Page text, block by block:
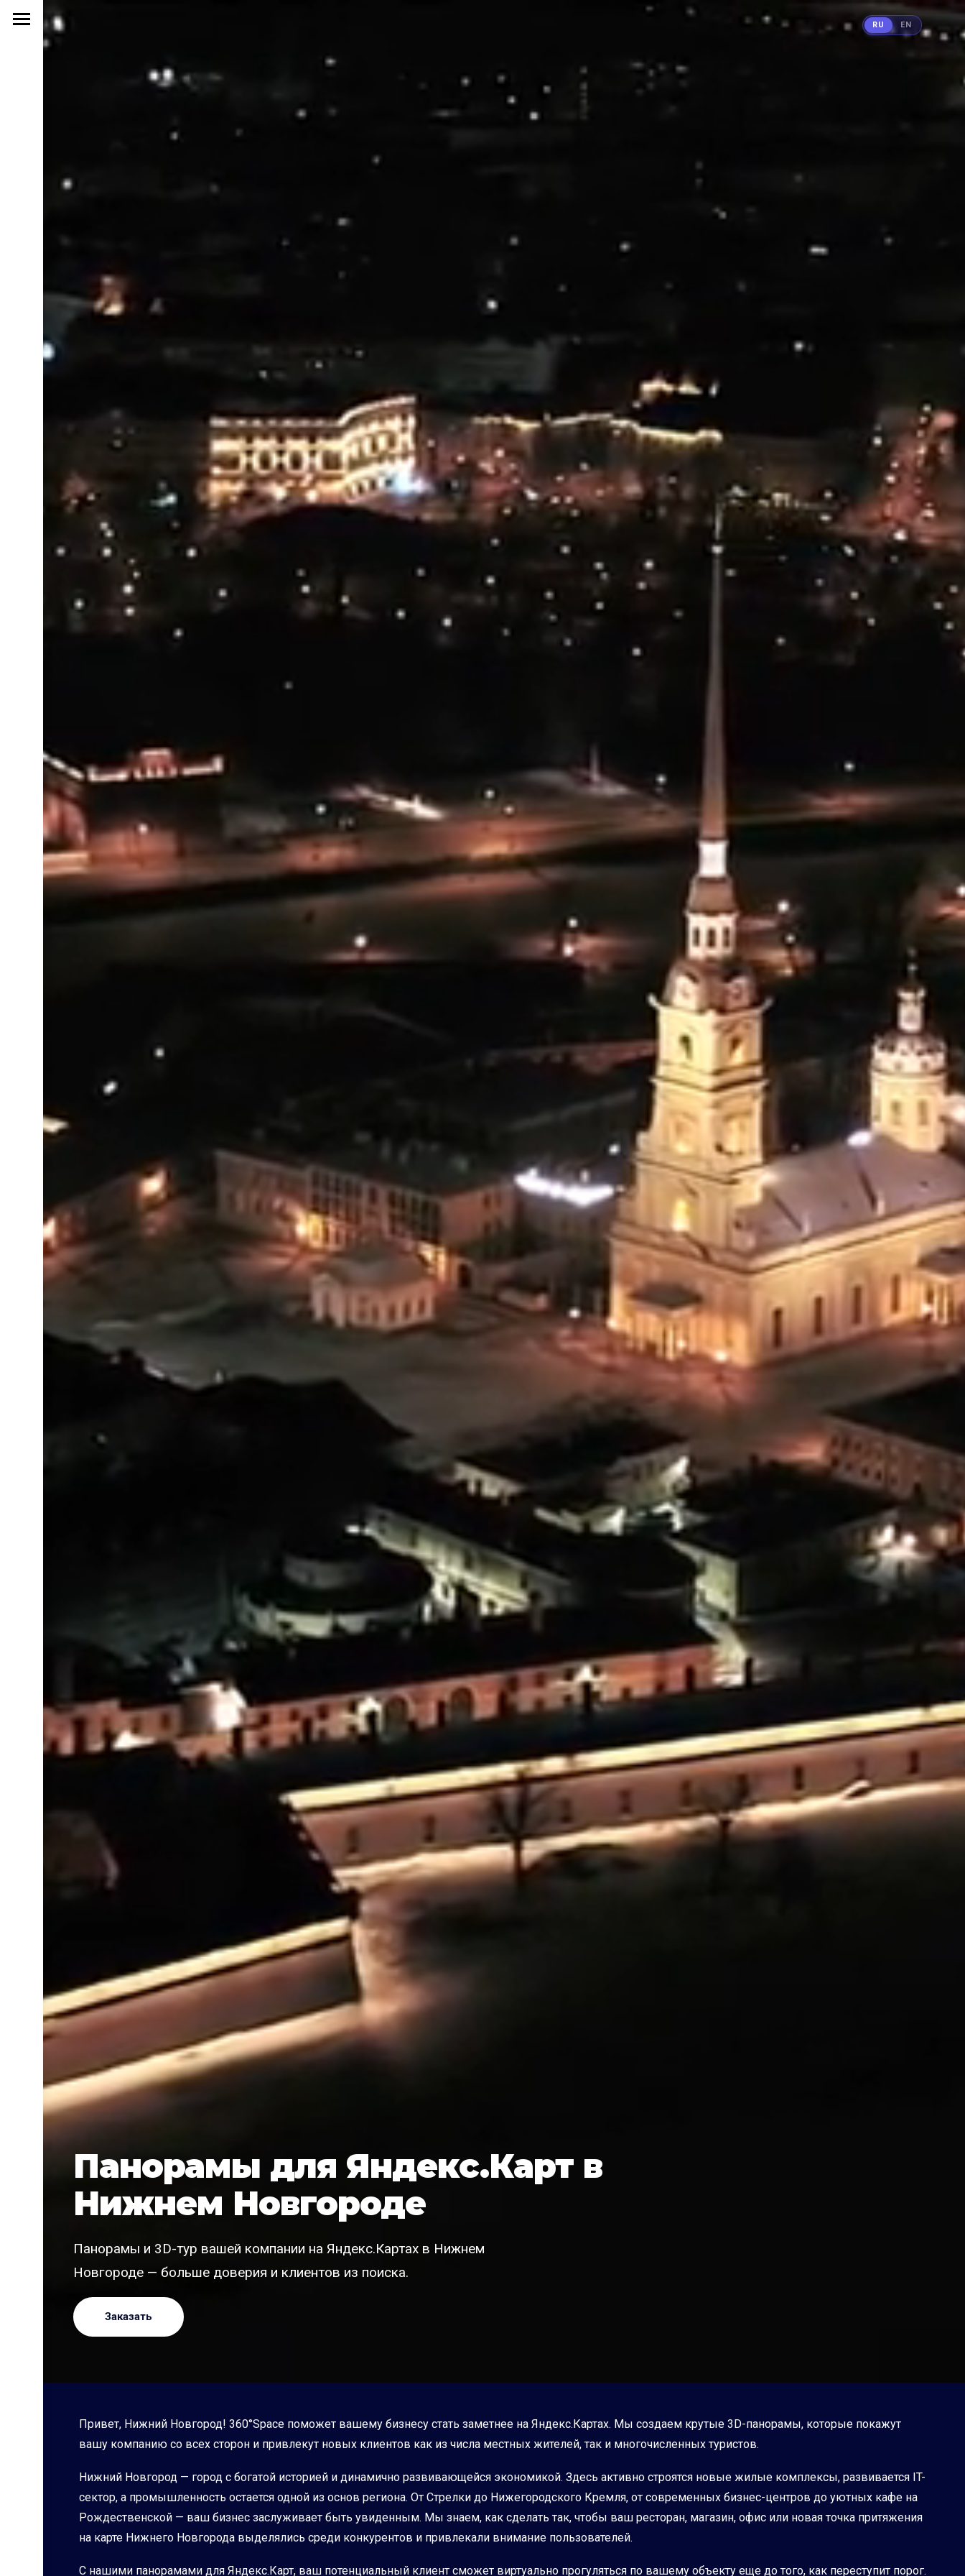
Панорамы для Яндекс.Карт в
Нижнем Новгороде
Панорамы и 3D-тур вашей компании на Яндекс.Картах в Нижнем
Новгороде — больше доверия и клиентов из поиска.
Заказать
Привет, Нижний Новгород! 360°Space поможет вашему бизнесу стать заметнее на Яндекс.Картах. Мы создаем крутые 3D-панорамы, которые покажут
вашу компанию со всех сторон и привлекут новых клиентов как из числа местных жителей, так и многочисленных туристов.
Нижний Новгород — город с богатой историей и динамично развивающейся экономикой. Здесь активно строятся новые жилые комплексы, развивается IT-
сектор, а промышленность остается одной из основ региона. От Стрелки до Нижегородского Кремля, от современных бизнес-центров до уютных кафе на
Рождественской — ваш бизнес заслуживает быть увиденным. Мы знаем, как сделать так, чтобы ваш ресторан, магазин, офис или новая точка притяжения
на карте Нижнего Новгорода выделялись среди конкурентов и привлекали внимание пользователей.
С нашими панорамами для Яндекс.Карт, ваш потенциальный клиент сможет виртуально прогуляться по вашему объекту еще до того, как переступит порог.
RU EN